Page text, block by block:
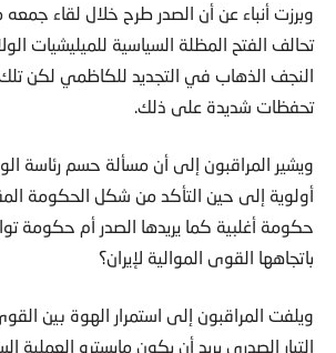
وبرزت أنباء عن أن الصدر طرح خلال لقاء
تحالف الفتح المظلة السياسية للميليشيات
النجف الذهاب في التجديد للكاظمي لكن تلك
تحفظات شديدة على ذلك.
ويشير المراقبون إلى أن مسألة حسم رئاسة
أولوية إلى حين التأكد من شكل الحكومة
حكومة أغلبية كما يريدها الصدر أم حكومة
باتجاهها القوى الموالية لإيران؟
ويلفت المراقبون إلى استمرار الهوة بين
التيار الصدري يريد أن يكون مايسترو العملية